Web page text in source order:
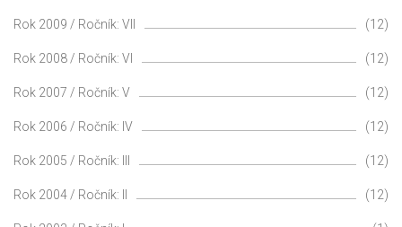
Rok 2009 / Ročník: VII (12)
Rok 2008 / Ročník: VI (12)
Rok 2007 / Ročník: V (12)
Rok 2006 / Ročník: IV (12)
Rok 2005 / Ročník: III (12)
Rok 2004 / Ročník: II (12)